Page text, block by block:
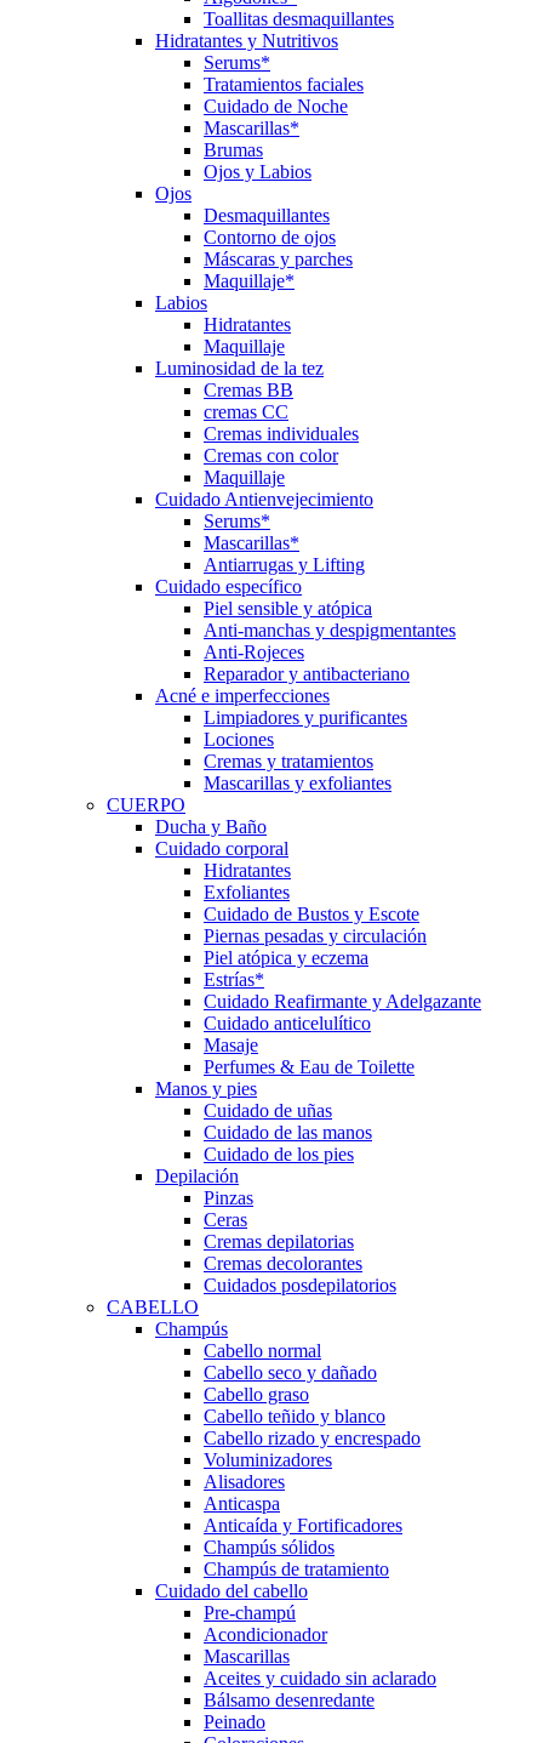
Toallitas desmaquillantes
Hidratantes y Nutritivos
Serums*
Tratamientos faciales
Cuidado de Noche
Mascarillas*
Brumas
Ojos y Labios
Ojos
Desmaquillantes
Contorno de ojos
Máscaras y parches
Maquillaje*
Labios
Hidratantes
Maquillaje
Luminosidad de la tez
Cremas BB
cremas CC
Cremas individuales
Cremas con color
Maquillaje
Cuidado Antienvejecimiento
Serums*
Mascarillas*
Antiarrugas y Lifting
Cuidado específico
Piel sensible y atópica
Anti-manchas y despigmentantes
Anti-Rojeces
Reparador y antibacteriano
Acné e imperfecciones
Limpiadores y purificantes
Lociones
Cremas y tratamientos
Mascarillas y exfoliantes
CUERPO
Ducha y Baño
Cuidado corporal
Hidratantes
Exfoliantes
Cuidado de Bustos y Escote
Piernas pesadas y circulación
Piel atópica y eczema
Estrías*
Cuidado Reafirmante y Adelgazante
Cuidado anticelulítico
Masaje
Perfumes & Eau de Toilette
Manos y pies
Cuidado de uñas
Cuidado de las manos
Cuidado de los pies
Depilación
Pinzas
Ceras
Cremas depilatorias
Cremas decolorantes
Cuidados posdepilatorios
CABELLO
Champús
Cabello normal
Cabello seco y dañado
Cabello graso
Cabello teñido y blanco
Cabello rizado y encrespado
Voluminizadores
Alisadores
Anticaspa
Anticaída y Fortificadores
Champús sólidos
Champús de tratamiento
Cuidado del cabello
Pre-champú
Acondicionador
Mascarillas
Aceites y cuidado sin aclarado
Bálsamo desenredante
Peinado